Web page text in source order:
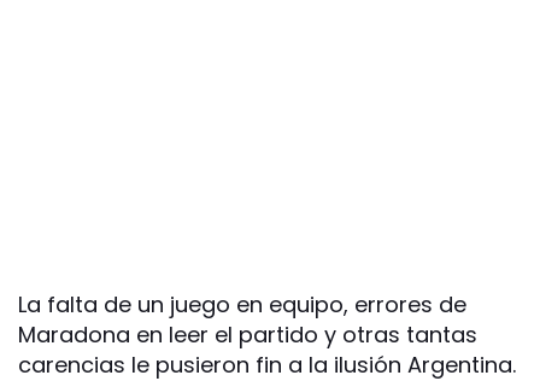
La falta de un juego en equipo, errores de
Maradona en leer el partido y otras tantas
carencias le pusieron fin a la ilusión Argentina.